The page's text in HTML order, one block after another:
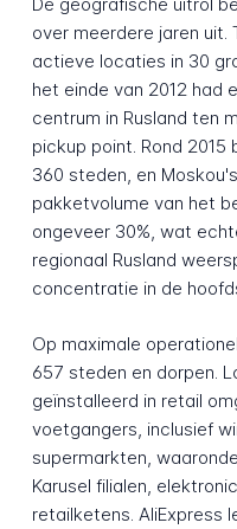
over meerdere jaren uit.
actieve locaties in 30
het einde van 2012 had
centrum in Rusland ten
pickup point. Rond
360 steden, en
pakketvolume van het
ongeveer 30%, wat
regionaal Rusland
concentratie in de
Op maximale
657 steden en dorpen.
geïnstalleerd in retail
voetgangers, inclusief
supermarkten,
Karusel filialen,
retailketens. AliExpress